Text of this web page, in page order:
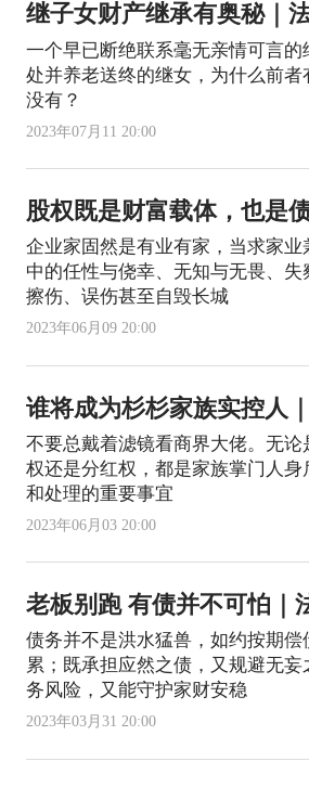
继子女财产继承有奥秘｜
一个早已断绝联系毫无亲情可言的
处并养老送终的继女，为什么前
没有？
2023年07月11 20:00
股权既是财富载体，也是
企业家固然是有业有家，当求家业
中的任性与侥幸、无知与无畏、
擦伤、误伤甚至自毁长城
2023年06月09 20:00
谁将成为杉杉家族实控人
不要总戴着滤镜看商界大佬。无论
权还是分红权，都是家族掌门人
和处理的重要事宜
2023年06月03 20:00
老板别跑 有债并不可怕｜
债务并不是洪水猛兽，如约按期偿
累；既承担应然之债，又规避无
务风险，又能守护家财安稳
2023年03月31 20:00